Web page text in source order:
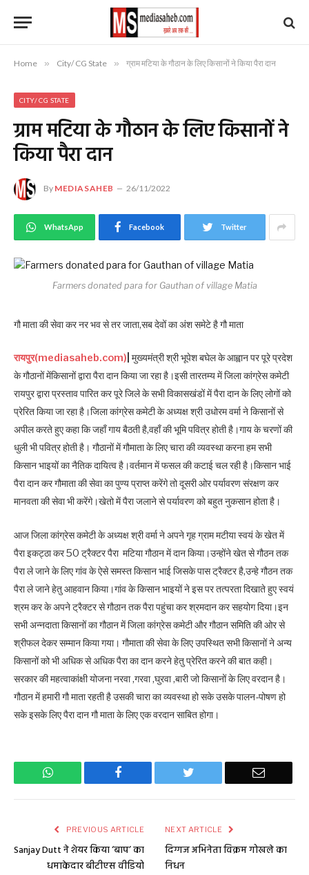
Home » City/ CG State » ग्राम मटिया के गौठान के लिए किसानों ने किया पैरा दान
CITY/ CG STATE
ग्राम मटिया के गौठान के लिए किसानों ने
किया पैरा दान
By MEDIASAHEB 26/11/2022
WhatsApp Facebook Twitter
Farmers donated para for Gauthan of village Matia
गौ माता की सेवा कर नर भव से तर जाता,सब देवों का अंश समेटे है गौ माता
रायपुर(mediasaheb.com) मुख्यमंत्री श्री भूपेश बघेल के आह्वान पर पूरे प्रदेश
के गौठानों मेंकिसानों द्वारा पैरा दान किया जा रहा है।इसी तारतम्य में जिला कांग्रेस कमेटी
रायपुर द्वारा प्रस्ताव पारित कर पूरे जिले के सभी विकासखंडों में पैरा दान के लिए लोगों को
प्रेरित किया जा रहा है।जिला कांग्रेस कमेटी के अध्यक्ष श्री उधोरम वर्मा ने किसानों से
अपील करते हुए कहा कि जहाँ गाय बैठती है,वहाँ की भूमि पवित्र होती है।गाय के चरणों की
धुली भी पवित्र होती है। गौठानों में गौमाता के लिए चारा की व्यवस्था करना हम सभी
किसान भाइयों का नैतिक दायित्व है।वर्तमान में फसल की कटाई चल रही है।किसान भाई
पैरा दान कर गौमाता की सेवा का पुण्य प्राप्त करेंगे तो दूसरी ओर पर्यावरण संरक्षण कर
मानवता की सेवा भी करेंगे।खेतो में पैरा जलाने से पर्यावरण को बहुत नुकसान होता है।
आज जिला कांग्रेस कमेटी के अध्यक्ष श्री वर्मा ने अपने गृह ग्राम मटीया स्वयं के खेत में
पैरा इकट्ठा कर 50 ट्रैक्टर पैरा मटिया गौठान में दान किया।उन्होंने खेत से गौठन तक
पैरा ले जाने के लिए गांव के ऐसे समस्त किसान भाई जिसके पास ट्रैक्टर है,उन्हे गौठन तक
पैरा ले जाने हेतु आहवान किया।गांव के किसान भाइयों ने इस पर तत्परता दिखाते हुए स्वयं
श्रम कर के अपने ट्रैक्टर से गौठान तक पैरा पहुंचा कर श्रमदान कर सहयोग दिया।इन
सभी अन्नदाता किसानों का गौठान में जिला कांग्रेस कमेटी और गौठान समिति की ओर से
श्रीफल देकर सम्मान किया गया। गौमाता की सेवा के लिए उपस्थित सभी किसानों ने अन्य
किसानों को भी अधिक से अधिक पैरा का दान करने हेतु प्रेरित करने की बात कही।
सरकार की महत्वाकांक्षी योजना नरवा ,गरवा ,घुरवा ,बारी जो किसानों के लिए वरदान है।
गौठान में हमारी गौ माता रहती है उसकी चारा का व्यवस्था हो सके उसके पालन-पोषण हो
सके इसके लिए पैरा दान गौ माता केलिए एक वरदान साबित होगा।
WhatsApp Facebook Twitter Email
PREVIOUS ARTICLE
Sanjay Dutt ने शेयर किया ‘बाप’ का
धमाकेदार बीटीएस वीडियो
NEXT ARTICLE
दिग्गज अभिनेता विक्रम गोखले का
निधन